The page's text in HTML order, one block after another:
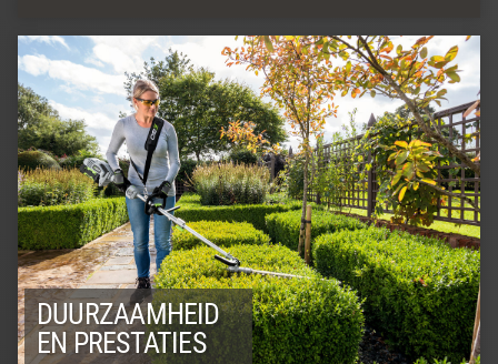
DUURZAAMHEID
EN PRESTATIES